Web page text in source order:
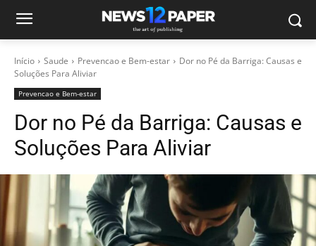
Início Saude Prevencao e Bem-estar
Dor no Pé da Barriga: Causas e
Soluções Para Aliviar
Prevencao e Bem-estar
Dor no Pé da Barriga: Causas e
Soluções Para Aliviar